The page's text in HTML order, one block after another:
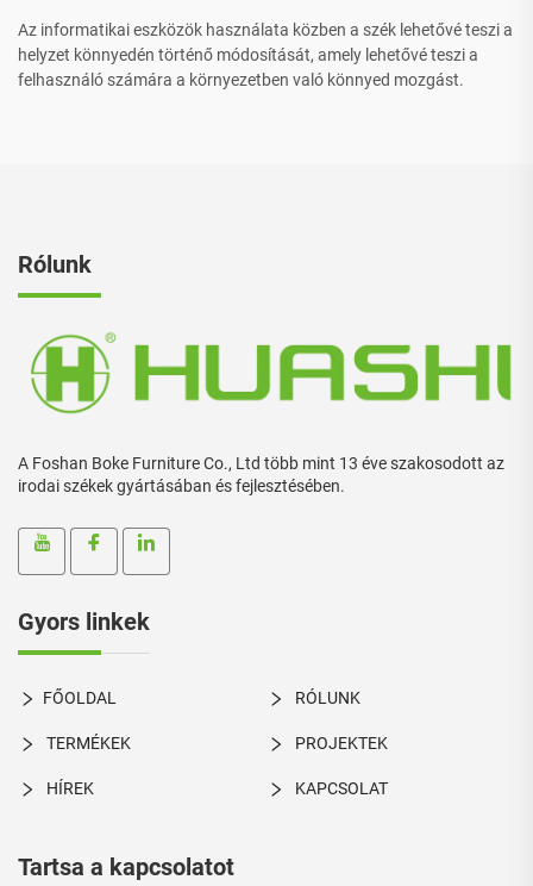
Az informatikai eszközök használata közben a szék lehetővé teszi a
helyzet könnyedén történő módosítását, amely lehetővé teszi a
felhasználó számára a környezetben való könnyed mozgást.
Rólunk
A Foshan Boke Furniture Co., Ltd több mint 13 éve szakosodott az
irodai székek gyártásában és fejlesztésében.
Gyors linkek
FŐOLDAL RÓLUNK
TERMÉKEK PROJEKTEK
HÍREK KAPCSOLAT
Tartsa a kapcsolatot